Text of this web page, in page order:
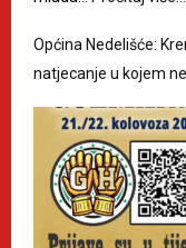
Općina Nedelišće:
natjecanje u kojem